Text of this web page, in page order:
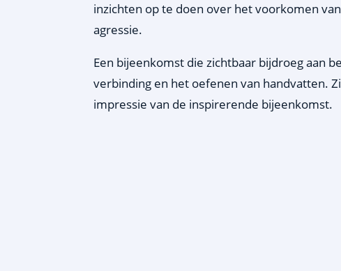
inzichten op te doen over het voorkomen
agressie.
Een bijeenkomst die zichtbaar bijdroeg aan
verbinding en het oefenen van handvatten.
impressie van de inspirerende bijeenkomst.